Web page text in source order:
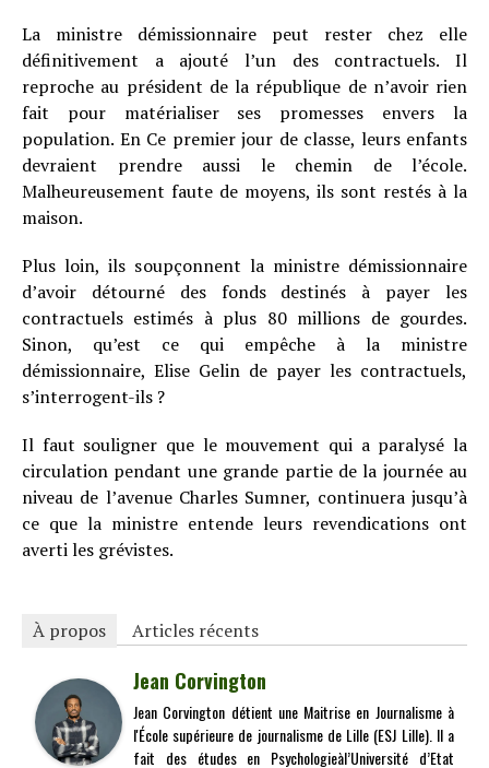
La ministre démissionnaire peut rester chez elle
définitivement a ajouté l’un des contractuels. Il
reproche au président de la république de n’avoir rien
fait pour matérialiser ses promesses envers la
population. En Ce premier jour de classe, leurs enfants
devraient prendre aussi le chemin de l’école.
Malheureusement faute de moyens, ils sont restés à la
maison.
Plus loin, ils soupçonnent la ministre démissionnaire
d’avoir détourné des fonds destinés à payer les
contractuels estimés à plus 80 millions de gourdes.
Sinon, qu’est ce qui empêche à la ministre
démissionnaire, Elise Gelin de payer les contractuels,
s’interrogent-ils ?
Il faut souligner que le mouvement qui a paralysé la
circulation pendant une grande partie de la journée au
niveau de l’avenue Charles Sumner, continuera jusqu’à
ce que la ministre entende leurs revendications ont
averti les grévistes.
À propos Articles récents
Jean Corvington
Jean Corvington détient une Maitrise en Journalisme à
l'École supérieure de journalisme de Lille (ESJ Lille). Il a
fait des études en Psychologieàl’Université d’Etat